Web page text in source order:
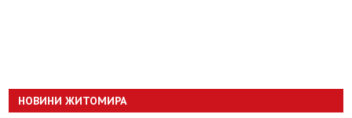
НОВИНИ ЖИТОМИРА